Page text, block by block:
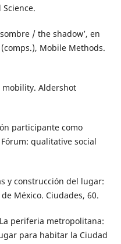
/ the shadow’, en
Mobile Methods.
mobility. Aldershot
participante como
qualitative social
y construcción del lugar:
México. Ciudades, 60.
periferia metropolitana:
para habitar la Ciudad